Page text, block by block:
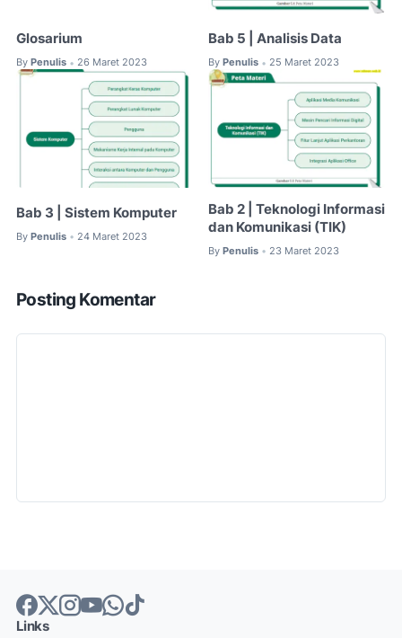
Glosarium
By Penulis • 26 Maret 2023
Bab 5 | Analisis Data
By Penulis • 25 Maret 2023
Bab 3 | Sistem Komputer
By Penulis • 24 Maret 2023
Bab 2 | Teknologi Informasi
dan Komunikasi (TIK)
By Penulis • 23 Maret 2023
Posting Komentar
Links